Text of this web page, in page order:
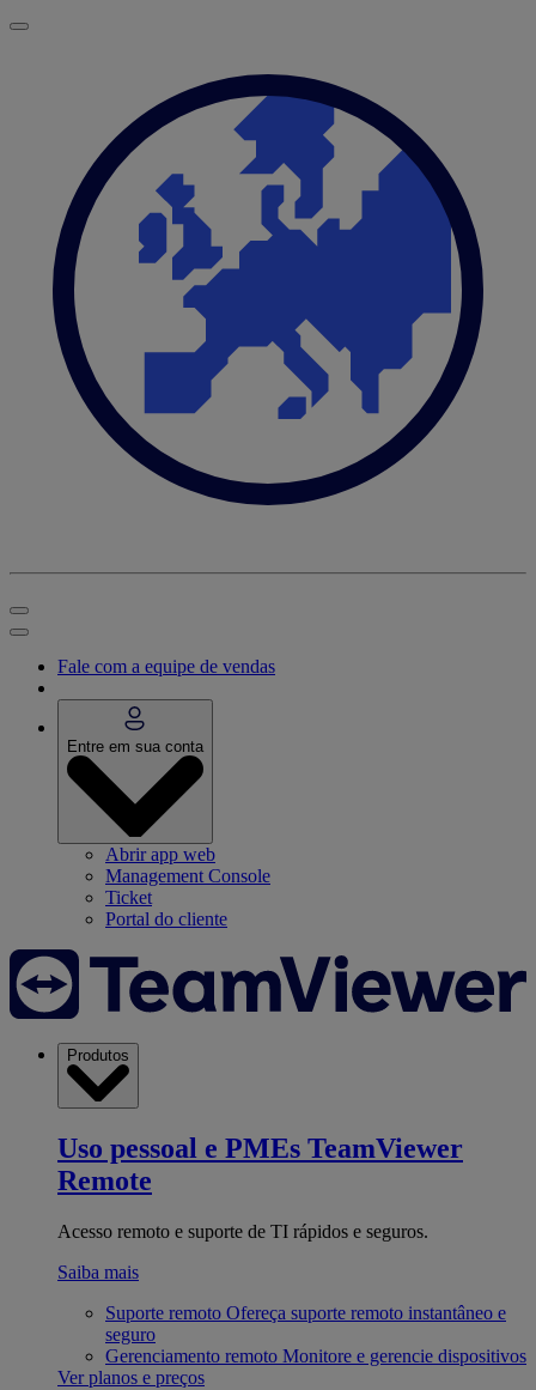
Fale com a equipe de vendas
Entre em sua conta
Abrir app web
Management Console
Ticket
Portal do cliente
Produtos
Uso pessoal e PMEs TeamViewer
Remote
Acesso remoto e suporte de TI rápidos e seguros.
Saiba mais
Suporte remoto Ofereça suporte remoto instantâneo e
seguro
Gerenciamento remoto Monitore e gerencie dispositivos
Ver planos e preços